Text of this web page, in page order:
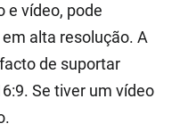
e vídeo, pode
alta resolução. A
de suportar
Se tiver um vídeo